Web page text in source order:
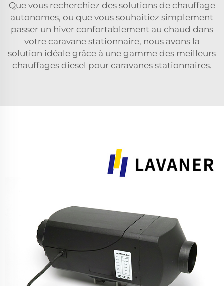
Que vous recherchiez des solutions de chauffage
autonomes, ou que vous souhaitiez simplement
passer un hiver confortablement au chaud dans
votre caravane stationnaire, nous avons la
solution idéale grâce à une gamme des meilleurs
chauffages diesel pour caravanes stationnaires.